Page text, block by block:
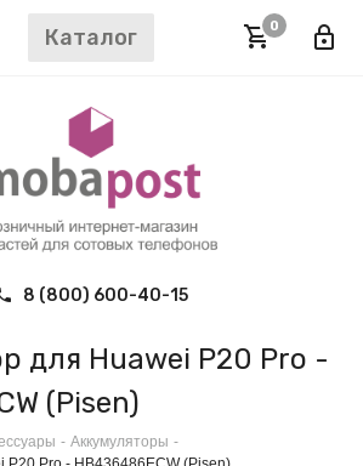
Каталог 0
8 (800) 600-40-15
для Huawei P20 Pro -
(Pisen)
- Аккумуляторы -